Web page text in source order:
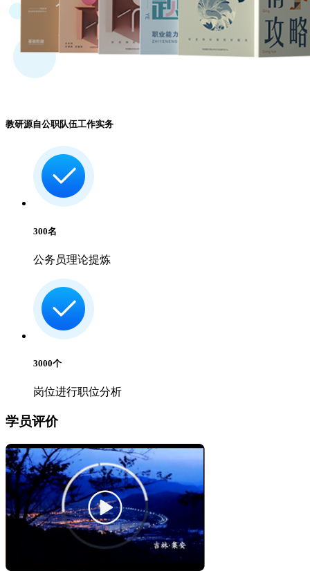
教研源自公职队伍工作实务
300名
公务员理论提炼
3000个
岗位进行职位分析
学员评价